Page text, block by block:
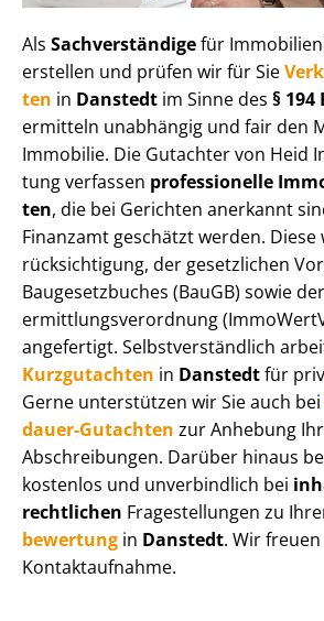
Als Sachverständigefür
erstellen und prüfen wir für Sie
ten in Danstedt im Sinne des § 194
ermitteln unabhängig und fair den
Immobilie. Die Gutachter von Heid
tung verfassen professionelle
ten, die bei Gerichten anerkannt
Finanzamt geschätzt werden.
rück­sich­ti­gung, der gesetzlichen
Baugesetzbuches (BauGB) sowie
ermitt­lungs­ver­ord­nung
angefertigt. Selbst­ver­ständ­lich
Kurzgutachten in Danstedtfür
Gerne unterstützen wir Sie auch bei
dau­er-Gutachten zur Anhebung
Abschreibungen. Darüber hinaus
kostenlos und unverbindlich bei
rechtlichen Fragestellungen zu
be­wer­tung in Danstedt. Wir
Kontaktaufnahme.